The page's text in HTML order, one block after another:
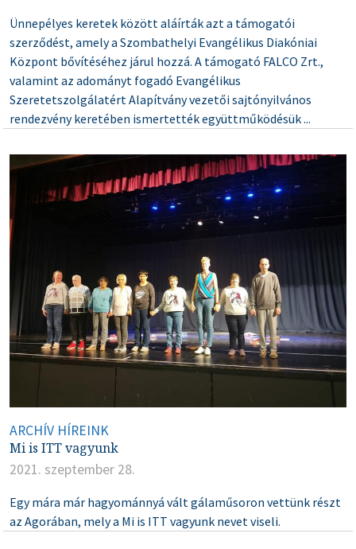
Ünnepélyes keretek között aláírták azt a támogatói
szerződést, amely a Szombathelyi Evangélikus Diakóniai
Központ bővítéséhez járul hozzá. A támogató FALCO Zrt.,
valamint az adományt fogadó Evangélikus
Szeretetszolgálatért Alapítvány vezetői sajtónyilvános
rendezvény keretében ismertették együttműködésük ...
ARCHÍV HÍREINK
Mi is ITT vagyunk
2021. szeptember 28.
Egy mára már hagyománnyá vált gálaműsoron vettünk részt
az Agorában, mely a Mi is ITT vagyunk nevet viseli.